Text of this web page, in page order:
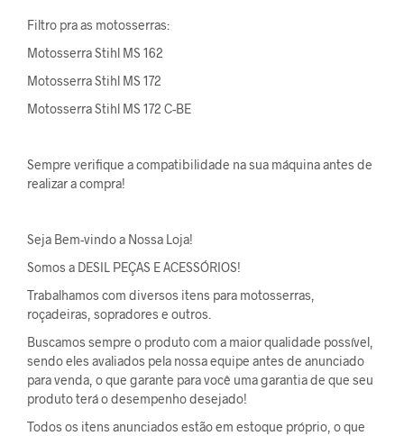
Filtro pra as motosserras:
Motosserra Stihl MS 162
Motosserra Stihl MS 172
Motosserra Stihl MS 172 C-BE
Sempre verifique a compatibilidade na sua máquina antes de
realizar a compra!
Seja Bem-vindo a Nossa Loja!
Somos a DESIL PEÇAS E ACESSÓRIOS!
Trabalhamos com diversos itens para motosserras,
roçadeiras, sopradores e outros.
Buscamos sempre o produto com a maior qualidade possível,
sendo eles avaliados pela nossa equipe antes de anunciado
para venda, o que garante para você uma garantia de que seu
produto terá o desempenho desejado!
Todos os itens anunciados estão em estoque próprio, o que